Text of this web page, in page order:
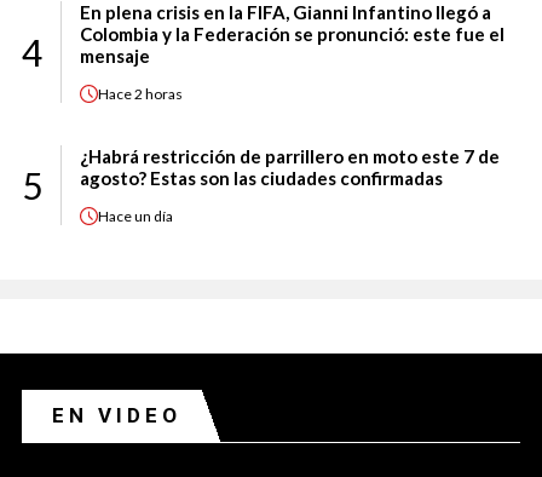
4
En plena crisis en la FIFA, Gianni Infantino llegó a
Colombia y la Federación se pronunció: este fue el
mensaje
Hace2 horas
5
¿Habrá restricción de parrillero en moto este 7 de
agosto? Estas son las ciudades confirmadas
Haceun día
EN VIDEO